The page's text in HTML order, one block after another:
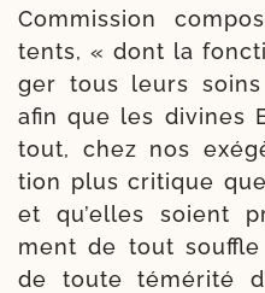
Commission
tents, « dont la
ger tous leurs
afin que les divines
tout, chez nos
tion plus cri­tique
et qu’elles soient
ment de tout souffle
de toute témé­ri­té